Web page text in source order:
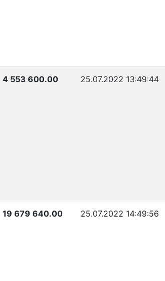
4 553 600.00 25.07.2022 13:49:44
19 679 640.00 25.07.2022 14:49:56